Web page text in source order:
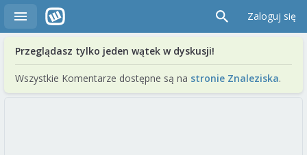
Zaloguj się
Przeglądasz tylko jeden wątek w dyskusji!
Wszystkie Komentarze dostępne są na stronie Znaleziska.